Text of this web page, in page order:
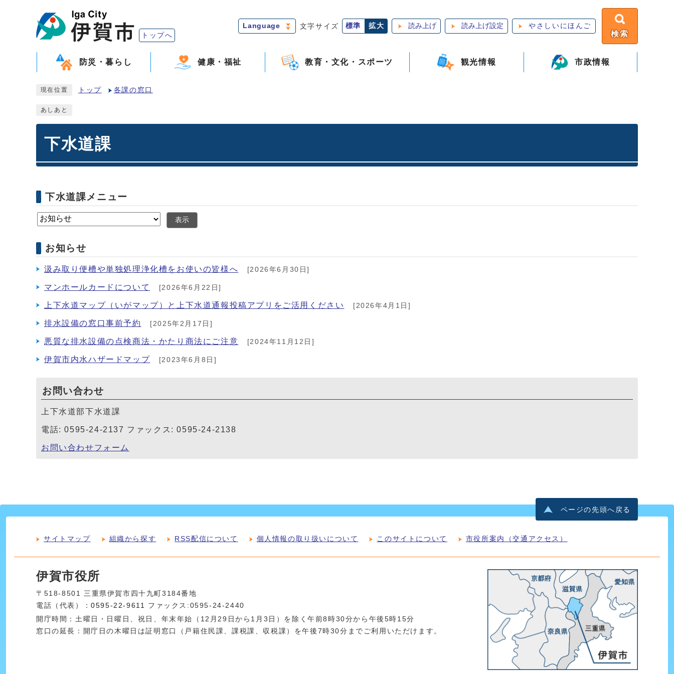
トップへ
Language 文字サイズ 標準 拡大 読み上げ 読み上げ設定 やさしいにほんご
検索
防災・暮らし 健康・福祉 教育・文化・スポーツ 観光情報 市政情報
現在位置 トップ 各課の窓口
あしあと
下水道課
下水道課メニュー
表示
お知らせ
汲み取り便槽や単独処理浄化槽をお使いの皆様へ [2026年6月30日]
マンホールカードについて [2026年6月22日]
上下水道マップ（いがマップ）と上下水道通報投稿アプリをご活用ください [2026年4月1日]
排水設備の窓口事前予約 [2025年2月17日]
悪質な排水設備の点検商法・かたり商法にご注意 [2024年11月12日]
伊賀市内水ハザードマップ [2023年6月8日]
お問い合わせ
上下水道部下水道課
電話: 0595-24-2137 ファックス: 0595-24-2138
お問い合わせフォーム
ページの先頭へ戻る
サイトマップ 組織から探す RSS配信について 個人情報の取り扱いについて このサイトについて 市役所案内（交通アクセス）
伊賀市役所
〒518-8501 三重県伊賀市四十九町3184番地
電話（代表）：0595-22-9611 ファックス:0595-24-2440
開庁時間：土曜日・日曜日、祝日、年末年始（12月29日から1月3日）を除く午前8時30分から午後5時15分
窓口の延長：開庁日の木曜日は証明窓口（戸籍住民課、課税課、収税課）を午後7時30分までご利用いただけます。